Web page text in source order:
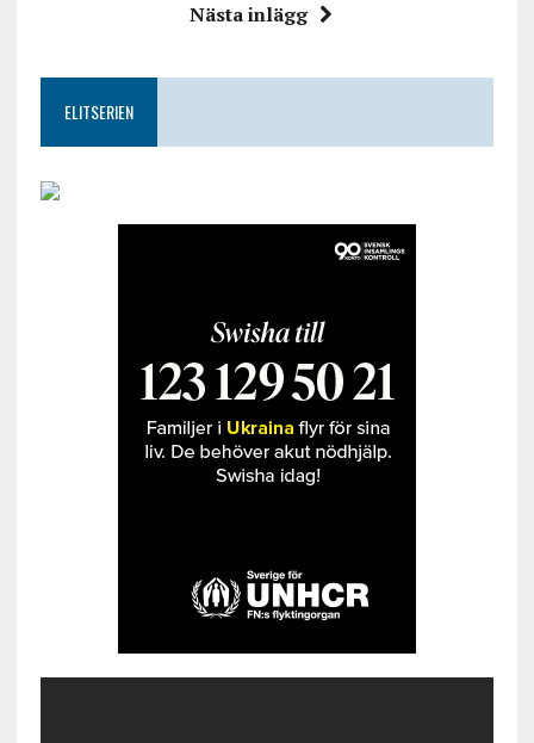
Nästa inlägg
ELITSERIEN